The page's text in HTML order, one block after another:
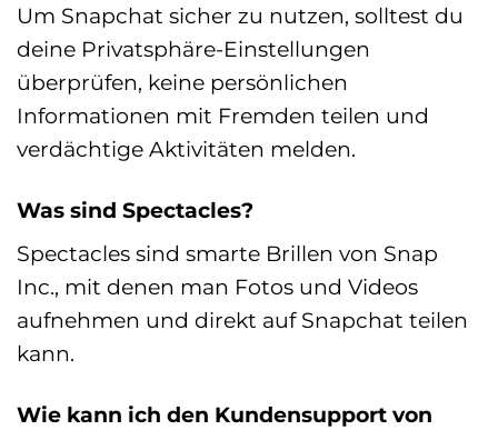
Um Snapchat sicher zu nutzen, solltest du
deine Privatsphäre-Einstellungen
überprüfen, keine persönlichen
Informationen mit Fremden teilen und
verdächtige Aktivitäten melden.
Was sind Spectacles?
Spectacles sind smarte Brillen von Snap
Inc., mit denen man Fotos und Videos
aufnehmen und direkt auf Snapchat teilen
kann.
Wie kann ich den Kundensupport von